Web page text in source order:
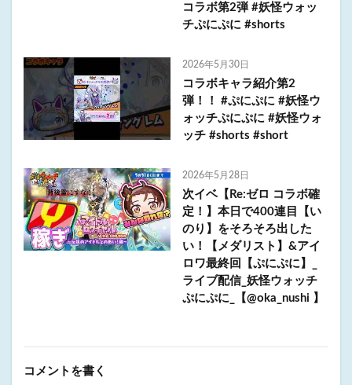
コラボ第2弾 #妖怪ウォッ
チぷにぷに #shorts
2026年5月30日
コラボキャラ紹介第2
弾！！ #ぷにぷに #妖怪ウ
ォッチぷにぷに #妖怪ウォ
ッチ #shorts #short
2026年5月28日
次イベ【Re:ゼロ コラボ確
定！】本日で400連目【い
のり】をそろそろ出した
い！【メダリスト】&アイ
ロワ最終回【ぷにぷに】_
ライブ配信_妖怪ウォッチ
ぷにぷに_【@oka_nushi 】
コメントを書く